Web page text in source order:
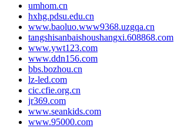
umhom.cn
hxhg.pdsu.edu.cn
www.baoluo.www9368.uzgqa.cn
tangshisanbaishoushangxi.608868.com
www.ywt123.com
www.ddn156.com
bbs.bozhou.cn
lz-led.com
cic.cfie.org.cn
jr369.com
www.seankids.com
www.95000.com